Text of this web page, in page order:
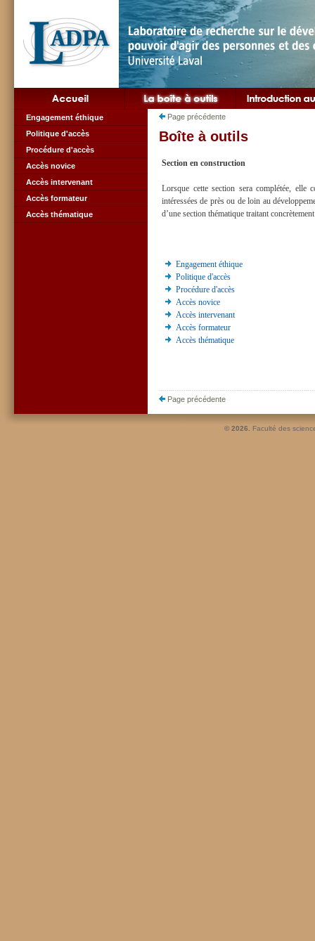
Engagement éthique
Politique d'accès
Procédure d'accès
Accès novice
Accès intervenant
Accès formateur
Accès thématique
Page précédente
Boîte à outils
Section en construction
Lorsque cette section sera complétée, elle
intéressées de près ou de loin au
d’une section thématique traitant
Engagement éthique
Politique d'accès
Procédure d'accès
Accès novice
Accès intervenant
Accès formateur
Accès thématique
Page précédente
© 2026. Faculté des